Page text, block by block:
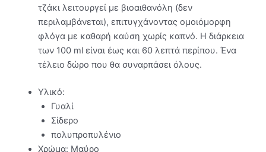
τζάκι λειτουργεί με βιοαιθανόλη (δεν
περιλαμβάνεται), επιτυγχάνοντας ομοιόμορφη
φλόγα με καθαρή καύση χωρίς καπνό. Η διάρκεια
των 100 ml είναι έως και 60 λεπτά περίπου. Ένα
τέλειο δώρο που θα συναρπάσει όλους.
Υλικό:
Γυαλί
Σίδερο
πολυπροπυλένιο
Χρώμα: Μαύρο